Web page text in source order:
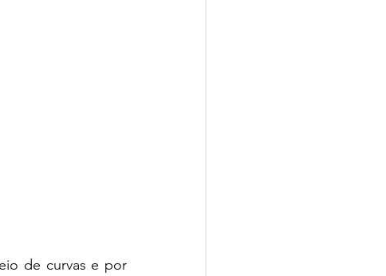
de curvas e por